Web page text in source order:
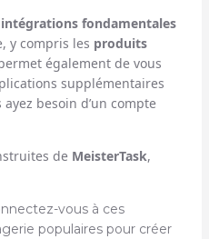
fondamentales
y compris les produits
également de vous
supplémentaires
besoin d’un compte
de MeisterTask,
vous à ces
populaires pour créer